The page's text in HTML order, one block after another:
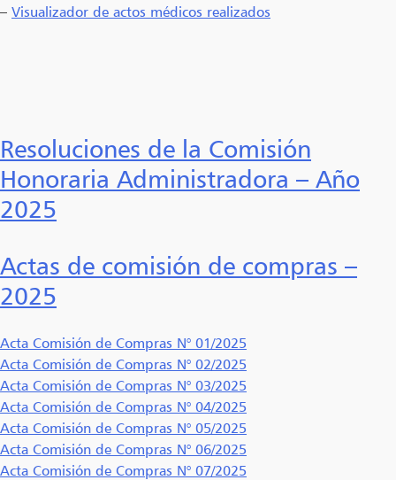
– Visualizador de actos médicos realizados
Resoluciones de la Comisión
Honoraria Administradora – Año
2025
Actas de comisión de compras –
2025
Acta Comisión de Compras N° 01/2025
Acta Comisión de Compras N° 02/2025
Acta Comisión de Compras N° 03/2025
Acta Comisión de Compras N° 04/2025
Acta Comisión de Compras N° 05/2025
Acta Comisión de Compras N° 06/2025
Acta Comisión de Compras N° 07/2025